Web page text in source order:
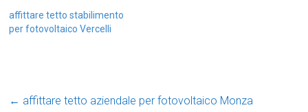
affittare tetto stabilimento
per fotovoltaico Vercelli
← affittare tetto aziendale per fotovoltaico Monza